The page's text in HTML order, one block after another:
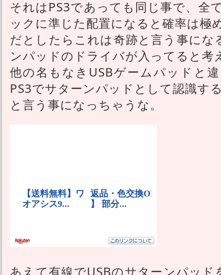
それはPS3であっても同じ事で、全
ックに準じた配置になると確率は極
だとしたらこれは奇跡と言う事にな
ンパッドのドライバが入ってると考
他の名もなきUSBゲームパッドと
PS3でサターンパッドとして認識す
と言う事になっちゃうな。
あえて有線でUSBのサターンパッド